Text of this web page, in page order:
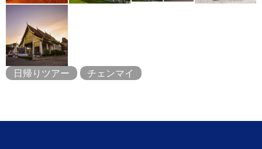
日帰りツアー チェンマイ